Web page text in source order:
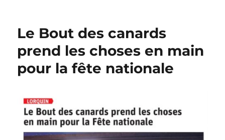
Le Bout des canards
prend les choses en main
pour la fête nationale